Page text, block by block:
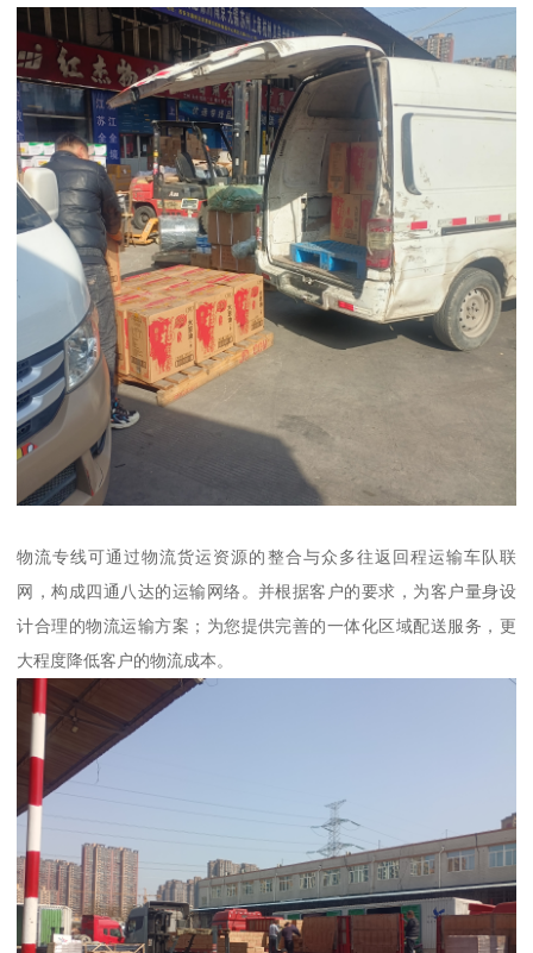
物流专线可通过物流货运资源的整合与众多往返回程运输车队联
网，构成四通八达的运输网络。并根据客户的要求，为客户量身设
计合理的物流运输方案；为您提供完善的一体化区域配送服务，更
大程度降低客户的物流成本。